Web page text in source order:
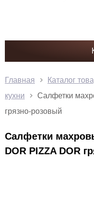
Главная Каталог
кухни
Салфетки
грязно-розовый
Салфетки
DOR PIZZA DOR